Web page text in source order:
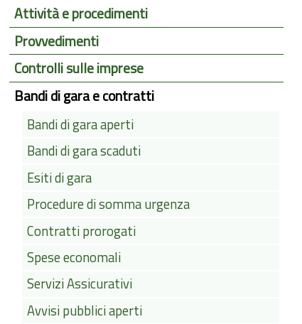
Attività e procedimenti
Provvedimenti
Controlli sulle imprese
Bandi di gara e contratti
Bandi di gara aperti
Bandi di gara scaduti
Esiti di gara
Procedure di somma urgenza
Contratti prorogati
Spese economali
Servizi Assicurativi
Avvisi pubblici aperti